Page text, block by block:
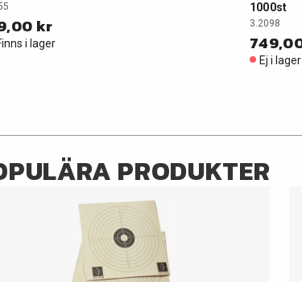
kr
i lager
1000st
3.2098
Ej i lager
PRODUKTER